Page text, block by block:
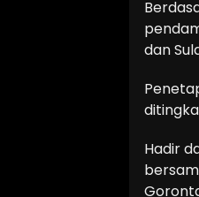
dan
Hadir